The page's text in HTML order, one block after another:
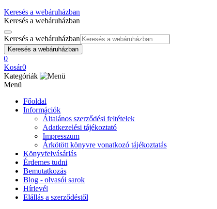
Keresés a webáruházban
Keresés a webáruházban
Keresés a webáruházban
Keresés a webáruházban
0
Kosár0
Kategóriák
Menü
Főoldal
Információk
Általános szerződési feltételek
Adatkezelési tájékoztató
Impresszum
Árkötött könyvre vonatkozó tájékoztatás
Könyvfelvásárlás
Érdemes tudni
Bemutatkozás
Blog - olvasói sarok
Hírlevél
Elállás a szerződéstől